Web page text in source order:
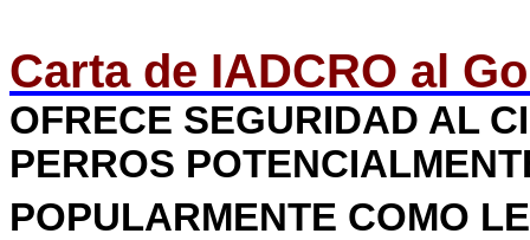
Carta de IADCRO al
OFRECE SEGURIDAD AL
PERROS
POPULARMENTE COMO